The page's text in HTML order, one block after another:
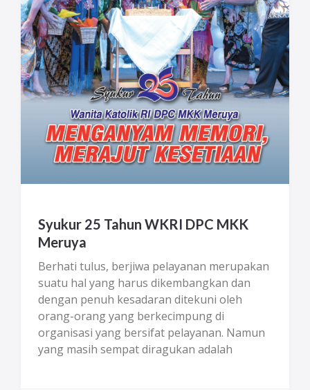
Syukur 25 Tahun WKRI DPC MKK
Meruya
Berhati tulus, berjiwa pelayanan merupakan
suatu hal yang harus dikembangkan dan
dengan penuh kesadaran ditekuni oleh
orang-orang yang berkecimpung di
organisasi yang bersifat pelayanan. Namun
yang masih sempat diragukan adalah